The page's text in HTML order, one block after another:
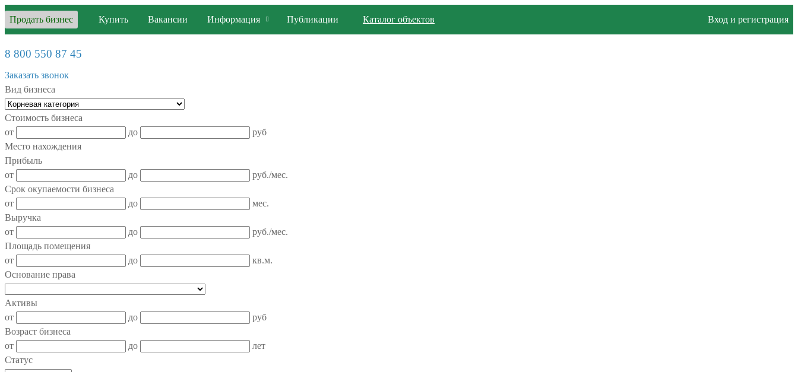
Продать бизнес Купить Вакансии Информация Публикации Каталог объектов Вход и регистрация
8 800 550 87 45
Заказать звонок
Вид бизнеса
Стоимость бизнеса
от
до
руб
Место нахождения
Прибыль
от
до
руб./мес.
Срок окупаемости бизнеса
от
до
мес.
Выручка
от
до
руб./мес.
Площадь помещения
от
до
кв.м.
Основание права
Активы
от
до
руб
Возраст бизнеса
от
до
лет
Статус